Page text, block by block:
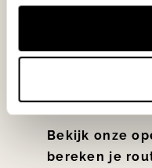
slaap- en
samengesteld
klassiekers en
in
Bekijk onze
bereken je